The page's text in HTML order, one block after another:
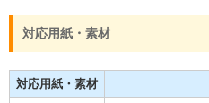
対応用紙・素材
対応用紙・素材